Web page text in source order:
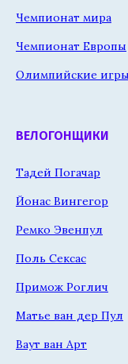
Чемпионат мира
Чемпионат Европы
Олимпийские игры
ВЕЛОГОНЩИКИ
Тадей Погачар
Йонас Вингегор
Ремко Эвенпул
Поль Сексас
Примож Роглич
Матье ван дер Пул
Ваут ван Арт